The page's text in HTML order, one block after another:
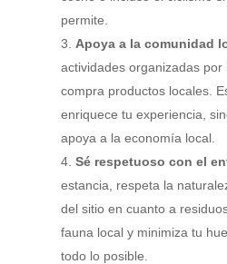
permite.
Apoya a la comunidad
actividades organizadas por
compra productos locales.
enriquece tu experiencia,
apoya a la economía local.
Sé respetuoso con el
estancia, respeta la
del sitio en cuanto a
fauna local y minimiza tu
todo lo posible.